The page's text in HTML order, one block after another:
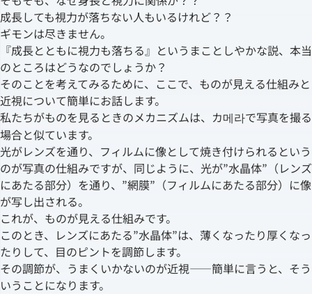
成長しても視力が落ちない人もいるけれど？？
ギモンは尽きません。
『成長とともに視力も落ちる』というまことしやかな説、本当
のところはどうなのでしょうか？
そのことを考えてみるために、ここで、ものが見える仕組みと
近視について簡単にお話します。
私たちがものを見るときのメカニズムは、カ메라で写真を撮る
場合と似ています。
光がレンズを通り、フィルムに像として焼き付けられるという
のが写真の仕組みですが、同じように、光が”水晶体”（レンズ
にあたる部分）を通り、”網膜”（フィルムにあたる部分）に像
が写し出される。
これが、ものが見える仕組みです。
このとき、レンズにあたる”水晶体”は、薄くなったり厚くなっ
たりして、目のピントを調節します。
その調節が、うまくいかないのが近視――簡単に言うと、そう
いうことになります。